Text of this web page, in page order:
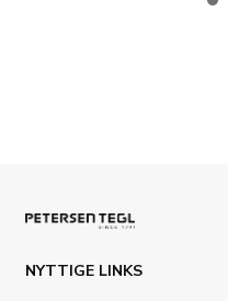
NYTTIGE LINKS